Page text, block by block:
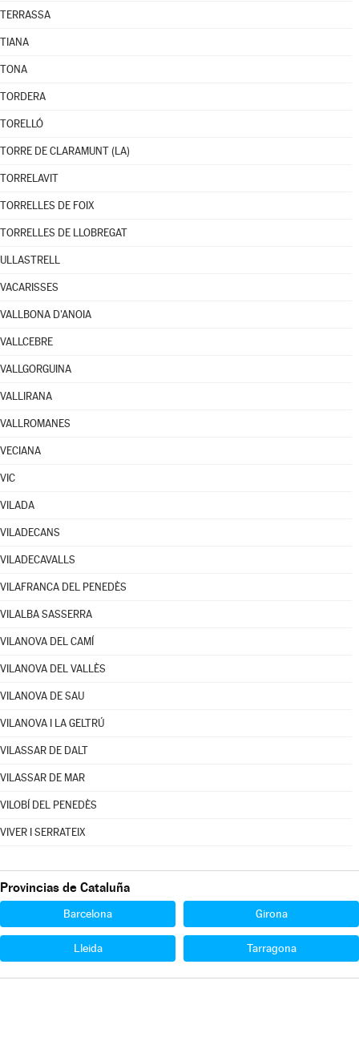
TERRASSA
TIANA
TONA
TORDERA
TORELLÓ
TORRE DE CLARAMUNT (LA)
TORRELAVIT
TORRELLES DE FOIX
TORRELLES DE LLOBREGAT
ULLASTRELL
VACARISSES
VALLBONA D'ANOIA
VALLCEBRE
VALLGORGUINA
VALLIRANA
VALLROMANES
VECIANA
VIC
VILADA
VILADECANS
VILADECAVALLS
VILAFRANCA DEL PENEDÈS
VILALBA SASSERRA
VILANOVA DEL CAMÍ
VILANOVA DEL VALLÈS
VILANOVA DE SAU
VILANOVA I LA GELTRÚ
VILASSAR DE DALT
VILASSAR DE MAR
VILOBÍ DEL PENEDÈS
VIVER I SERRATEIX
Provincias de Cataluña
Barcelona Girona
Lleida Tarragona